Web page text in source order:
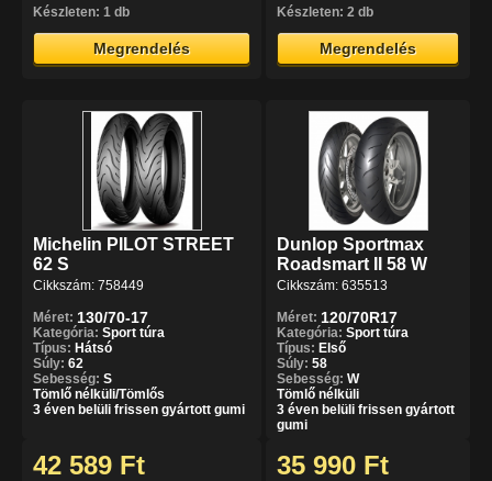
Készleten: 1 db
Megrendelés
Készleten: 2 db
Megrendelés
Michelin PILOT STREET
62 S
Cikkszám: 758449
Méret: 130/70-17
Kategória: Sport túra
Típus: Hátsó
Súly: 62
Sebesség: S
Tömlő nélküli/Tömlős
3 éven belüli frissen gyártott gumi
Dunlop Sportmax
Roadsmart II 58 W
Cikkszám: 635513
Méret: 120/70R17
Kategória: Sport túra
Típus: Első
Súly: 58
Sebesség: W
Tömlő nélküli
3 éven belüli frissen gyártott
gumi
42 589 Ft 35 990 Ft